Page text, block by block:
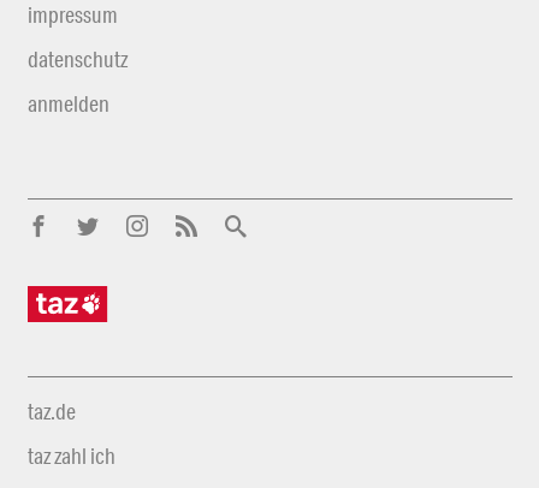
impressum
datenschutz
anmelden
taz.de
taz zahl ich